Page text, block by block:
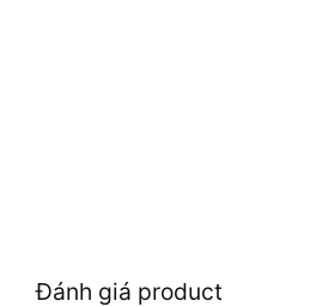
Đánh giá product